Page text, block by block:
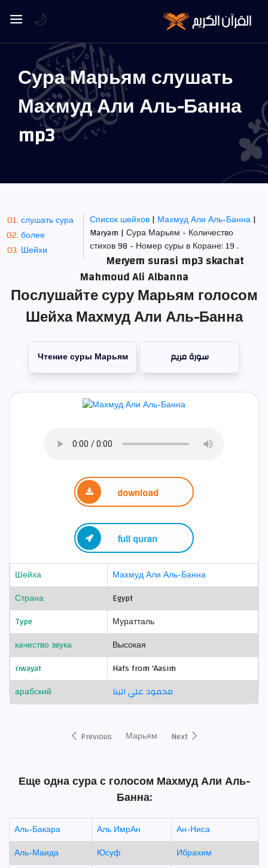
Сура Марьям слушать
Махмуд Али Аль-Банна
mp3
слушать сура
более
Шейхи
Список шейхов| Махмуд Али Аль-Банна|
Maryam | Сура Марьям - Количество
стихов 98 - Номер суры в Коране: 19 .
Meryem surasi mp3 skachat
Mahmoud Ali Albanna
Послушайте суру Марьям голосом
Шейха Махмуд Али Аль-Банна
Чтение суры Марьям سورة مريم
download
full quran
Шейха
Махмуд Али Аль-Банна
Страна
Egypt
Type
Муратталь
качество звука
Высокая
riwayat
Hafs from 'Aasim
арабский
محمود علي البنا
Previous Марьям Next
Еще одна сура с голосом Махмуд Али Аль-
Банна:
Аль-Бакара Аль ИмрАн
Ан-Ниса
Аль-Маида
Юсуф
Ибрахим
🌙